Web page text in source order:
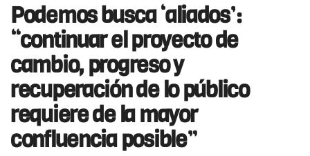
Podemos busca ‘aliados’:
“continuar el proyecto de
cambio, progreso y
recuperación de lo público
requiere de la mayor
confluencia posible”